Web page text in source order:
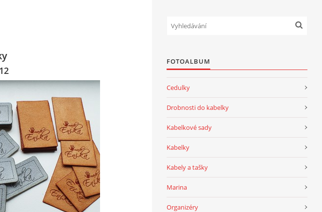
FOTOALBUM
Cedulky
Drobnosti do kabelky
Kabelkové sady
Kabelky
Kabely a tašky
Marina
Organizéry